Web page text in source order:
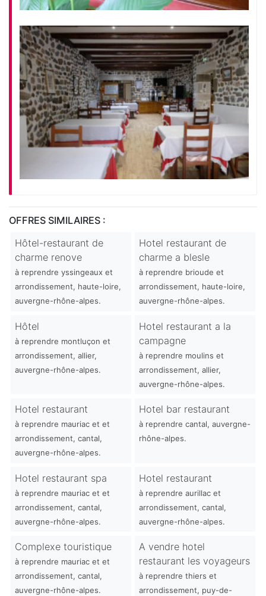
OFFRES SIMILAIRES :
Hôtel-restaurant de
charme renove
à reprendre yssingeaux et
arrondissement, haute-loire,
auvergne-rhône-alpes.
Hotel restaurant de
charme a blesle
à reprendre brioude et
arrondissement, haute-loire,
auvergne-rhône-alpes.
Hôtel
à reprendre montluçon et
arrondissement, allier,
auvergne-rhône-alpes.
Hotel restaurant a la
campagne
à reprendre moulins et
arrondissement, allier,
auvergne-rhône-alpes.
Hotel restaurant
à reprendre mauriac et et
arrondissement, cantal,
auvergne-rhône-alpes.
Hotel bar restaurant
à reprendre cantal, auvergne-
rhône-alpes.
Hotel restaurant spa
à reprendre mauriac et et
arrondissement, cantal,
auvergne-rhône-alpes.
Hotel restaurant
à reprendre aurillac et
arrondissement, cantal,
auvergne-rhône-alpes.
Complexe touristique
à reprendre mauriac et et
arrondissement, cantal,
auvergne-rhône-alpes.
A vendre hotel
restaurant les voyageurs
à reprendre thiers et
arrondissement, puy-de-